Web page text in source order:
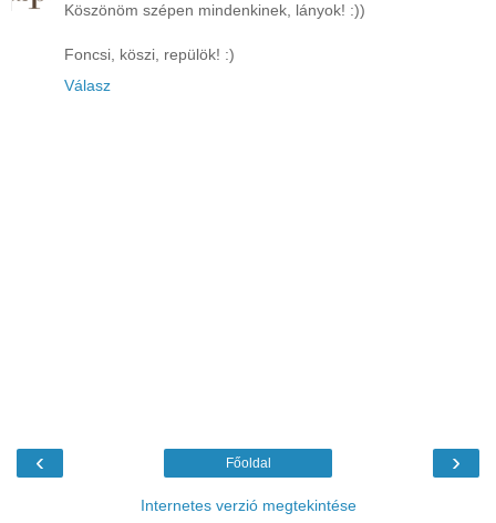
Köszönöm szépen mindenkinek, lányok! :))
Foncsi, köszi, repülök! :)
Válasz
‹ ›
Főoldal
Internetes verzió megtekintése